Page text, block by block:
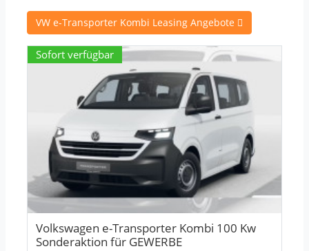
VW e-Transporter Kombi Leasing Angebote
Sofort verfügbar
Volkswagen e-Transporter Kombi 100 Kw
️Sonderaktion für GEWERBE ️